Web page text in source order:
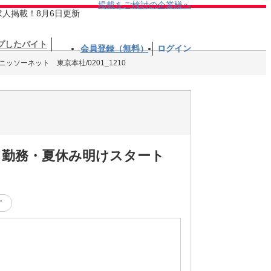
人掲載！8月6日更新
掲載をご検討の企業様へ
したバイト 会員登録（無料） ログイン
ッソーネット 東京本社/0201_1210
務・夏休み明けスタート